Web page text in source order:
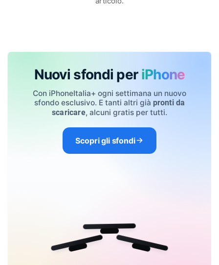
Nuovi sfondi per iPhone
Con iPhoneItalia+ ogni settimana un nuovo
sfondo esclusivo. E tanti altri già pronti da
scaricare, alcuni gratis per tutti.
Scopri gli sfondi